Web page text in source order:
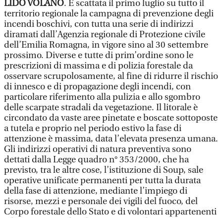
LIDO VOLANO. È scattata il primo luglio su tutto il
territorio regionale la campagna di prevenzione degli
incendi boschivi, con tutta una serie di indirizzi
diramati dall’Agenzia regionale di Protezione civile
dell’Emilia Romagna, in vigore sino al 30 settembre
prossimo. Diverse e tutte di prim’ordine sono le
prescrizioni di massima e di polizia forestale da
osservare scrupolosamente, al fine di ridurre il rischio
di innesco e di propagazione degli incendi, con
particolare riferimento alla pulizia e allo sgombro
delle scarpate stradali da vegetazione. Il litorale è
circondato da vaste aree pinetate e boscate sottoposte
a tutela e proprio nel periodo estivo la fase di
attenzione è massima, data l’elevata presenza umana.
Gli indirizzi operativi di natura preventiva sono
dettati dalla Legge quadro n° 353/2000, che ha
previsto, tra le altre cose, l’istituzione di Soup, sale
operative unificate permanenti per tutta la durata
della fase di attenzione, mediante l’impiego di
risorse, mezzi e personale dei vigili del fuoco, del
Corpo forestale dello Stato e di volontari appartenenti